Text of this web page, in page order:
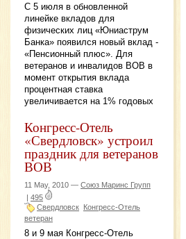
С 5 июля в обновленной
линейке вкладов для
физических лиц «Юниаструм
Банка» появился новый вклад -
«Пенсионный плюс». Для
ветеранов и инвалидов ВОВ в
момент открытия вклада
процентная ставка
увеличивается на 1% годовых
Конгресс-Отель
«Свердловск» устроил
праздник для ветеранов
ВОВ
11 May, 2010 — Союз Маринс Групп
| 495
Свердловск Конгресс-Отель
ветеран
8 и 9 мая Конгресс-Отель